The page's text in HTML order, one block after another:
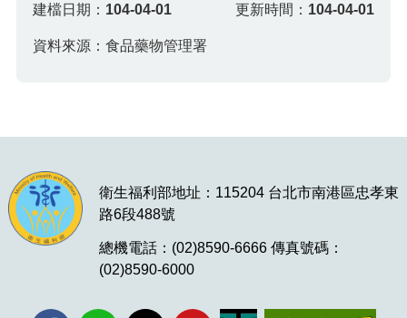
建檔日期： 104-04-01 更新時間： 104-04-01
資料來源：食品藥物管理署
衛生福利部地址：115204 台北市南港區忠孝東
路6段488號
總機電話：(02)8590-6666 傳真號碼：
(02)8590-6000